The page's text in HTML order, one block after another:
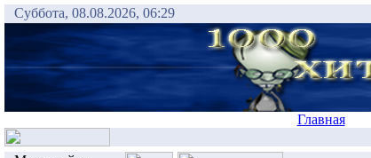
Суббота, 08.08.2026, 06:29
Главная